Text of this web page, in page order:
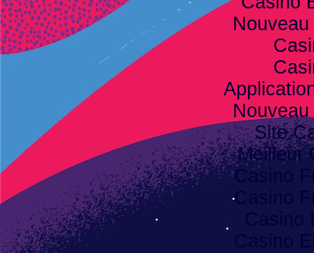
Site
Meilleur
Casino
Casino